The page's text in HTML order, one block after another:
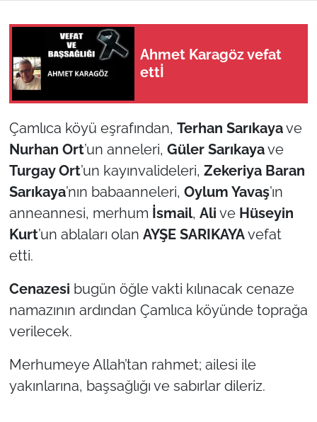
Ahmet Karagöz vefat
ettİ
Çamlıca köyü eşrafından, Terhan Sarıkayave
Nurhan Ort’un anneleri, Güler Sarıkayave
Turgay Ort’un kayınvalideleri, Zekeriya Baran
Sarıkaya’nın babaanneleri, Oylum Yavaş’ın
anneannesi, merhum İsmail, Ali ve Hüseyin
Kurt’un ablaları olan AYŞE SARIKAYAvefat
etti.
Cenazesi bugün öğle vakti kılınacak cenaze
namazının ardından Çamlıca köyünde toprağa
verilecek.
Merhumeye Allah’tan rahmet; ailesi ile
yakınlarına, başsağlığı ve sabırlar dileriz.
EDİRNE
TEKİRDAĞ
KIRKLARELİ
ÇANAKKALE
TÜRKİYE
Bölge
Politika
Flaş Haber